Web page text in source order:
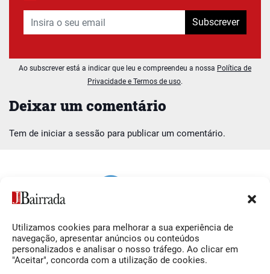
Utilizamos cookies para melhorar a sua experiência de
navegação, apresentar anúncios ou conteúdos
personalizados e analisar o nosso tráfego. Ao clicar em
"Aceitar", concorda com a utilização de cookies.
Deixar um comentário
Tem de iniciar a sessão para publicar um comentário.
Subscrever
Ao subscrever está a indicar que leu e compreendeu a nossa Política de
Privacidade e Termos de uso.
Siga-nos
Facebook
O Jornal da Bairrada
Contactos